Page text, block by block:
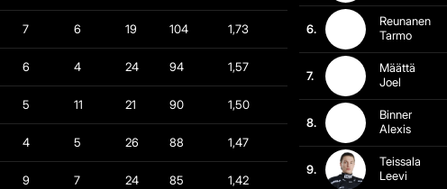
7 6 19 104 1,73
6 4 24 94 1,57
5 11 21 90 1,50
4 5 26 88 1,47
9 7 24 85 1,42
6.
Reunanen
Tarmo
7.
Määttä
Joel
8.
Binner
Alexis
9.
Teissala
Leevi